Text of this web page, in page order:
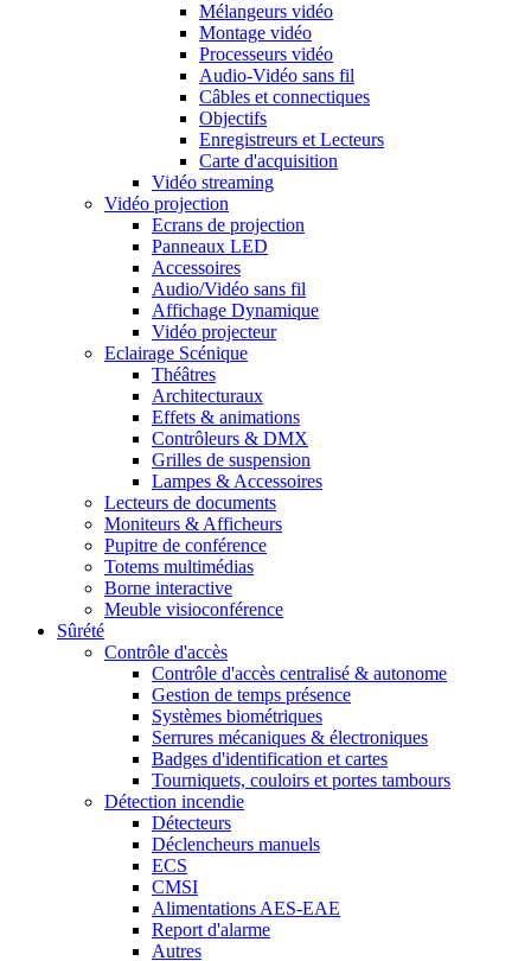
Mélangeurs vidéo
Montage vidéo
Processeurs vidéo
Audio-Vidéo sans fil
Câbles et connectiques
Objectifs
Enregistreurs et Lecteurs
Carte d'acquisition
Vidéo streaming
Vidéo projection
Ecrans de projection
Panneaux LED
Accessoires
Audio/Vidéo sans fil
Affichage Dynamique
Vidéo projecteur
Eclairage Scénique
Théâtres
Architecturaux
Effets & animations
Contrôleurs & DMX
Grilles de suspension
Lampes & Accessoires
Lecteurs de documents
Moniteurs & Afficheurs
Pupitre de conférence
Totems multimédias
Borne interactive
Meuble visioconférence
Sûrété
Contrôle d'accès
Contrôle d'accès centralisé & autonome
Gestion de temps présence
Systèmes biométriques
Serrures mécaniques & électroniques
Badges d'identification et cartes
Tourniquets, couloirs et portes tambours
Détection incendie
Détecteurs
Déclencheurs manuels
ECS
CMSI
Alimentations AES-EAE
Report d'alarme
Autres